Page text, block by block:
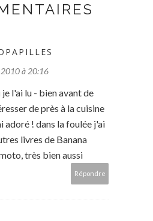
à 20:16
je l'ai lu - bien avant de
de près à la cuisine
adoré ! dans la foulée j'ai
livres de Banana
très bien aussi
Répondre